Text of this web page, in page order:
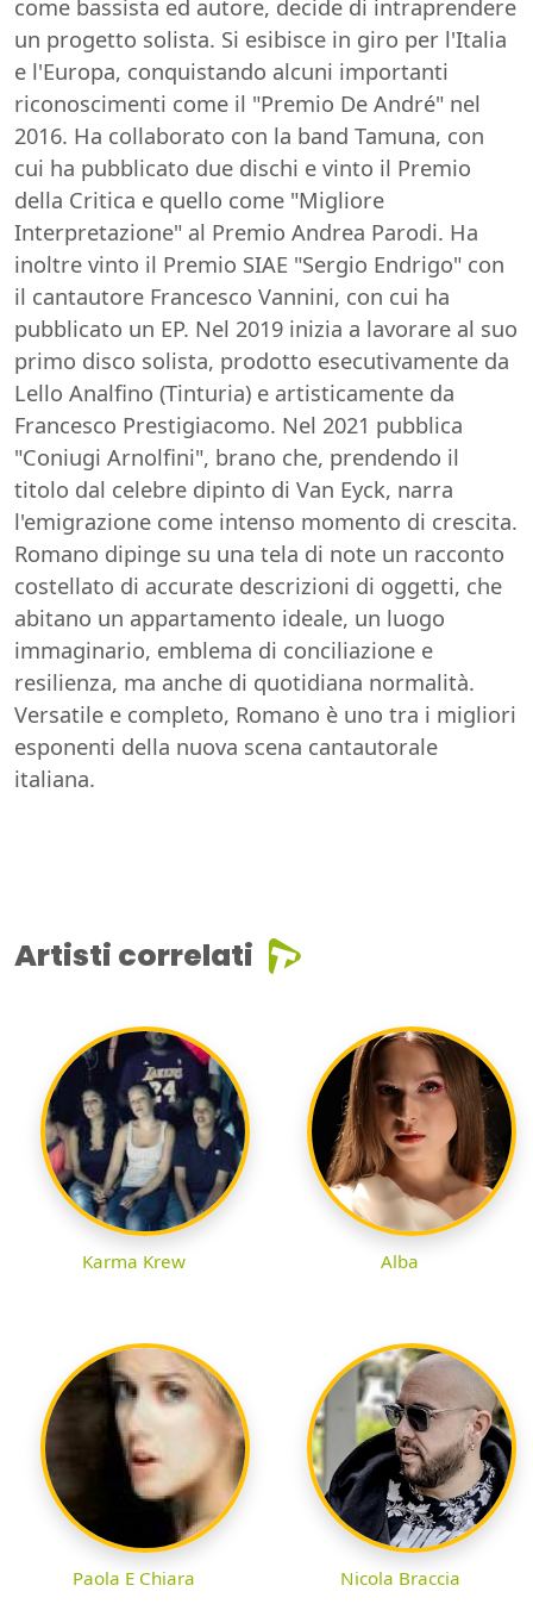
come bassista ed autore, decide di intraprendere
un progetto solista. Si esibisce in giro per l'Italia
e l'Europa, conquistando alcuni importanti
riconoscimenti come il "Premio De André" nel
2016. Ha collaborato con la band Tamuna, con
cui ha pubblicato due dischi e vinto il Premio
della Critica e quello come "Migliore
Interpretazione" al Premio Andrea Parodi. Ha
inoltre vinto il Premio SIAE "Sergio Endrigo" con
il cantautore Francesco Vannini, con cui ha
pubblicato un EP. Nel 2019 inizia a lavorare al suo
primo disco solista, prodotto esecutivamente da
Lello Analfino (Tinturia) e artisticamente da
Francesco Prestigiacomo. Nel 2021 pubblica
"Coniugi Arnolfini", brano che, prendendo il
titolo dal celebre dipinto di Van Eyck, narra
l'emigrazione come intenso momento di crescita.
Romano dipinge su una tela di note un racconto
costellato di accurate descrizioni di oggetti, che
abitano un appartamento ideale, un luogo
immaginario, emblema di conciliazione e
resilienza, ma anche di quotidiana normalità.
Versatile e completo, Romano è uno tra i migliori
esponenti della nuova scena cantautorale
italiana.
Artisti correlati
Karma Krew Alba
Paola E Chiara Nicola Braccia